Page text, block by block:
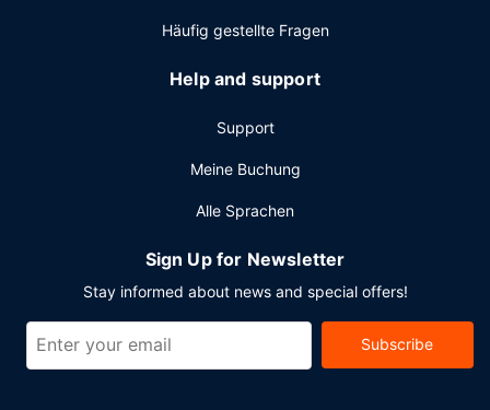
Häufig gestellte Fragen
Help and support
Support
Meine Buchung
Alle Sprachen
Sign Up for Newsletter
Stay informed about news and special offers!
Subscribe